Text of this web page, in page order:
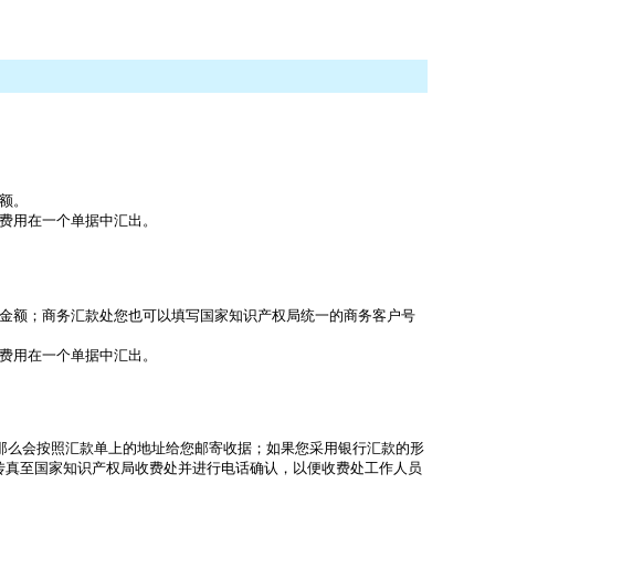
。
用在一个单据中汇出。
额；商务汇款处您也可以填写国家知识产权局统一的商务客户号
用在一个单据中汇出。
会按照汇款单上的地址给您邮寄收据；如果您采用银行汇款的形
至国家知识产权局收费处并进行电话确认，以便收费处工作人员